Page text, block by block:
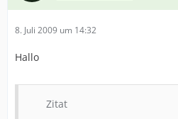
8. Juli 2009 um 14:32
Hallo
Zitat